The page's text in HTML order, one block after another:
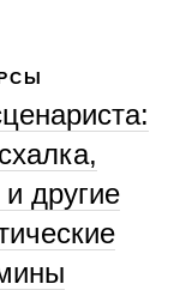
другие